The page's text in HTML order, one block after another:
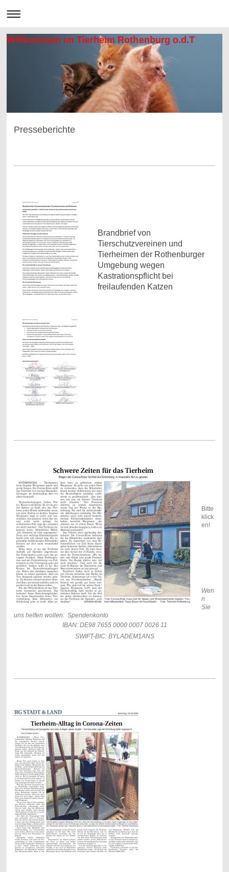
Willkommen im Tierheim Rothenburg o.d.T
Presseberichte
Brandbrief von
Tierschutzvereinen und
Tierheimen der Rothenburger
Umgebung wegen
Kastrationspflicht bei
freilaufenden Katzen
Bitte
klick
en!
Wen
n
Sie
uns helfen wollen: Spendenkonto
IBAN: DE98 7655 0000 0007 0026 11
SWIFT-BIC: BYLADEM1ANS